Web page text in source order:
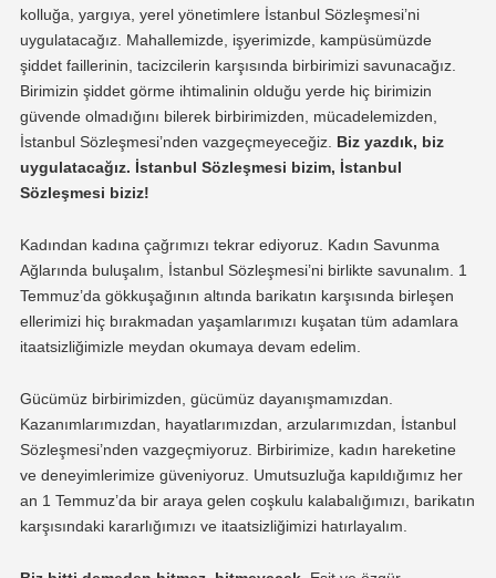
kolluğa, yargıya, yerel yönetimlere İstanbul Sözleşmesi’ni
uygulatacağız. Mahallemizde, işyerimizde, kampüsümüzde
şiddet faillerinin, tacizcilerin karşısında birbirimizi savunacağız.
Birimizin şiddet görme ihtimalinin olduğu yerde hiç birimizin
güvende olmadığını bilerek birbirimizden, mücadelemizden,
İstanbul Sözleşmesi’nden vazgeçmeyeceğiz. Biz yazdık, biz
uygulatacağız. İstanbul Sözleşmesi bizim, İstanbul
Sözleşmesi biziz!
Kadından kadına çağrımızı tekrar ediyoruz. Kadın Savunma
Ağlarında buluşalım, İstanbul Sözleşmesi’ni birlikte savunalım. 1
Temmuz’da gökkuşağının altında barikatın karşısında birleşen
ellerimizi hiç bırakmadan yaşamlarımızı kuşatan tüm adamlara
itaatsizliğimizle meydan okumaya devam edelim.
Gücümüz birbirimizden, gücümüz dayanışmamızdan.
Kazanımlarımızdan, hayatlarımızdan, arzularımızdan, İstanbul
Sözleşmesi’nden vazgeçmiyoruz. Birbirimize, kadın hareketine
ve deneyimlerimize güveniyoruz. Umutsuzluğa kapıldığımız her
an 1 Temmuz’da bir araya gelen coşkulu kalabalığımızı, barikatın
karşısındaki kararlığımızı ve itaatsizliğimizi hatırlayalım.